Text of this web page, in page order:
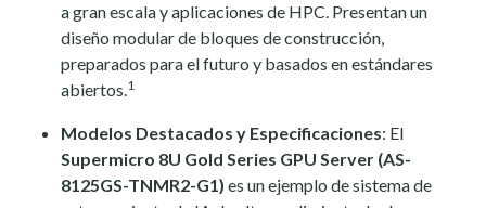
a gran escala y aplicaciones de HPC. Presentan un
diseño modular de bloques de construcción,
preparados para el futuro y basados en estándares
abiertos.1
Modelos Destacados y Especificaciones: El
Supermicro 8U Gold Series GPU Server (AS-
8125GS-TNMR2-G1) es un ejemplo de sistema de